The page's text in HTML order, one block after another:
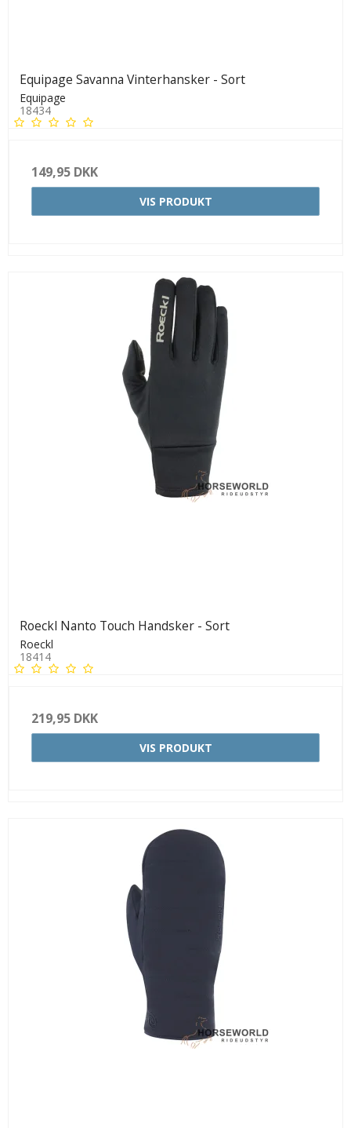
Equipage Savanna Vinterhansker - Sort
Equipage
18434
149,95 DKK
VIS PRODUKT
Roeckl Nanto Touch Handsker - Sort
Roeckl
18414
219,95 DKK
VIS PRODUKT